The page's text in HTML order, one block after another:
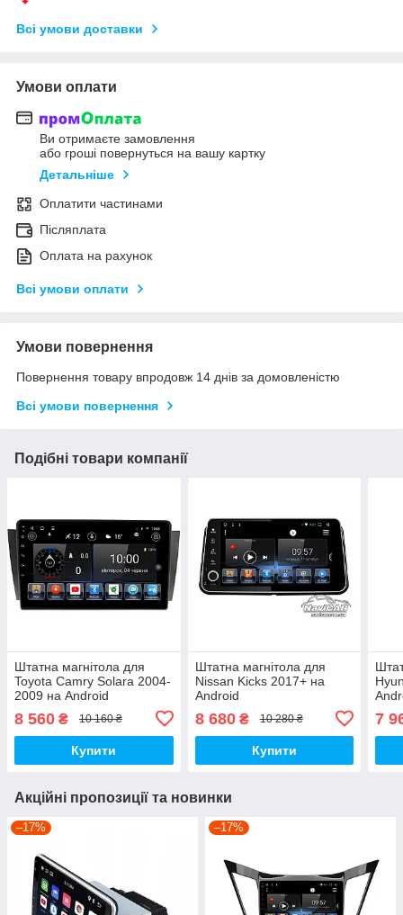
Всі умови доставки
Умови оплати
Ви отримаєте замовлення
або гроші повернуться на вашу картку
Детальніше
Оплатити частинами
Післяплата
Оплата на рахунок
Всі умови оплати
Умови повернення
Повернення товару впродовж 14 днів за домовленістю
Всі умови повернення
Подібні товари компанії
Штатна магнітола для
Toyota Camry Solara 2004-
2009 на Android
8 560 ₴ 10 160 ₴
Купити
Штатна магнітола для
Nissan Kicks 2017+ на
Android
8 680₴ 10 280 ₴
Купити
7
Акційні пропозиції та новинки
–17% –17%